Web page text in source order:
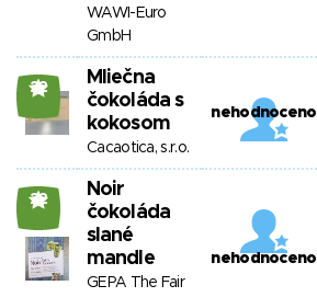
WAWI-Euro
GmbH
22
Mliečna
čokoláda s
kokosom
Cacaotica, s.r.o.
nehodnoceno
22
Noir
čokoláda
slané
mandle
GEPA The Fair
nehodnoceno